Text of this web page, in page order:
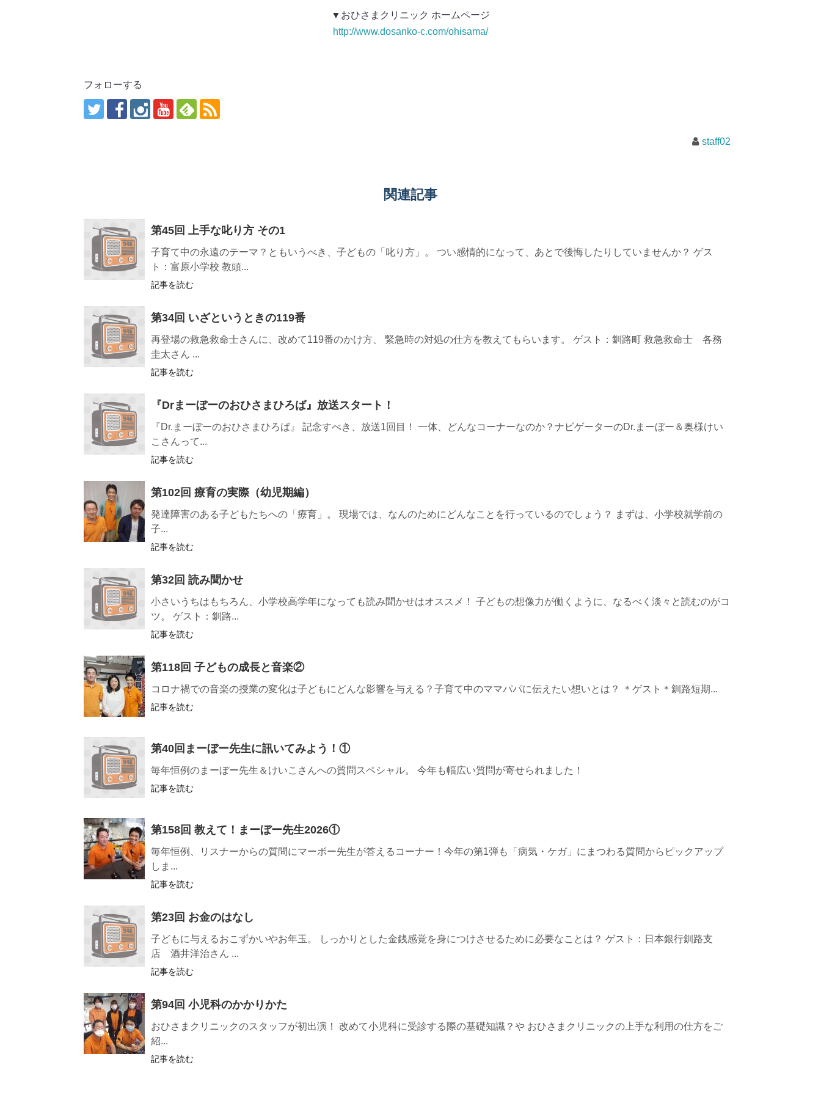
▼おひさまクリニック ホームページ
http://www.dosanko-c.com/ohisama/
フォローする
staff02
関連記事
第45回 上手な叱り方 その1
子育て中の永遠のテーマ？ともいうべき、子どもの「叱り方」。 つい感情的になって、あとで後悔したりしていませんか？ ゲス
ト：富原小学校 教頭...
記事を読む
第34回 いざというときの119番
再登場の救急救命士さんに、改めて119番のかけ方、 緊急時の対処の仕方を教えてもらいます。 ゲスト：釧路町 救急救命士 各務
圭太さん ...
記事を読む
『Drまーぼーのおひさまひろば』放送スタート！
『Dr.まーぼーのおひさまひろば』 記念すべき、放送1回目！ 一体、どんなコーナーなのか？ナビゲーターのDr.まーぼー＆奥様けい
こさんって...
記事を読む
第102回 療育の実際（幼児期編）
発達障害のある子どもたちへの「療育」。 現場では、なんのためにどんなことを行っているのでしょう？ まずは、小学校就学前の
子...
記事を読む
第32回 読み聞かせ
小さいうちはもちろん、小学校高学年になっても読み聞かせはオススメ！ 子どもの想像力が働くように、なるべく淡々と読むのがコ
ツ。 ゲスト：釧路...
記事を読む
第118回 子どもの成長と音楽②
コロナ禍での音楽の授業の変化は子どもにどんな影響を与える？子育て中のママパパに伝えたい想いとは？ ＊ゲスト＊釧路短期...
記事を読む
第40回まーぼー先生に訊いてみよう！①
毎年恒例のまーぼー先生＆けいこさんへの質問スペシャル。 今年も幅広い質問が寄せられました！
記事を読む
第158回 教えて！まーぼー先生2026①
毎年恒例、リスナーからの質問にマーボー先生が答えるコーナー！今年の第1弾も「病気・ケガ」にまつわる質問からピックアップ
しま...
記事を読む
第23回 お金のはなし
子どもに与えるおこずかいやお年玉。 しっかりとした金銭感覚を身につけさせるために必要なことは？ ゲスト：日本銀行釧路支
店 酒井洋治さん ...
記事を読む
第94回 小児科のかかりかた
おひさまクリニックのスタッフが初出演！ 改めて小児科に受診する際の基礎知識？や おひさまクリニックの上手な利用の仕方をご
紹...
記事を読む